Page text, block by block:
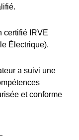
certifié IRVE
Électrique).
a suivi une
et conforme